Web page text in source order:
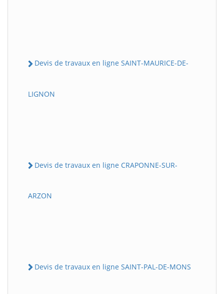
Devis de travaux en ligne SAINT-MAURICE-DE-
LIGNON
Devis de travaux en ligne CRAPONNE-SUR-
ARZON
Devis de travaux en ligne SAINT-PAL-DE-MONS